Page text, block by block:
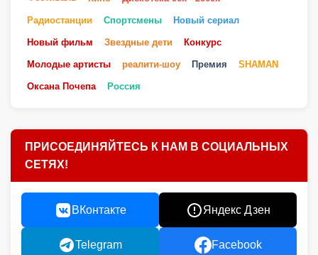
Радиостанции Спортсмены Новый сериал
Новый фильм Звездные дети Конкурс
Молодые артисты реалити-шоу Премия SHAMAN
Оксана Почепа Россия
ПРИСОЕДИНЯЙТЕСЬ К НАМ В СОЦИАЛЬНЫХ
СЕТЯХ!
ВКонтакте Яндекс Дзен
Telegram Facebook